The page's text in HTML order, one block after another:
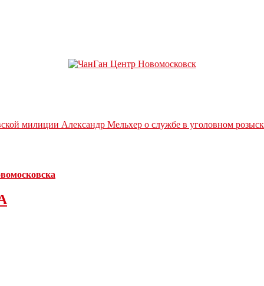
милиции Александр Мельхер о службе в уголовном